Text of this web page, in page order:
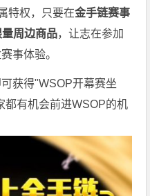
特权，只要在金手链赛事
周边商品，让志在参加
事体验。
获得"WSOP开幕赛坐
都有机会前进WSOP的机